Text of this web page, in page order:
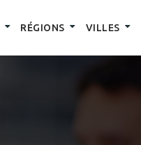
RÉGIONS VILLES